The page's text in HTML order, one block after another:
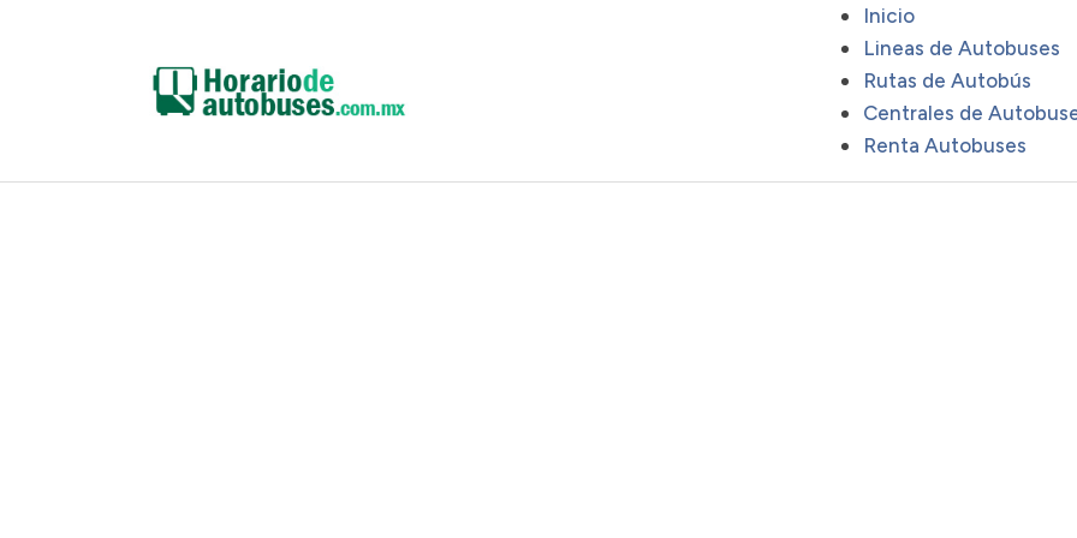
Inicio
Lineas de Autobuses
Rutas de Autobús
Centrales de
Renta Autobuses